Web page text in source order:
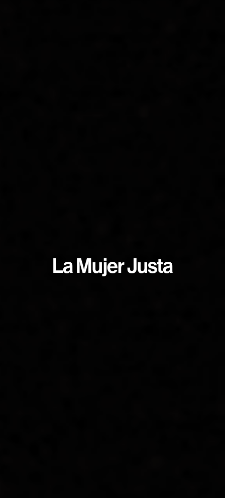
La Mujer Justa